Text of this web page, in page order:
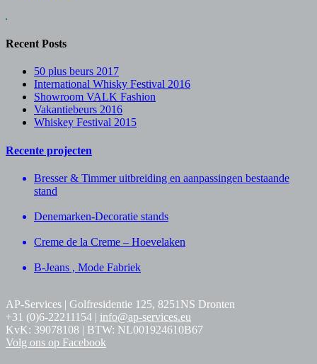
Recent Posts
50 plus beurs 2017
International Whisky Festival 2016
Showroom VALK Fashion
Vakantiebeurs 2016
Whiskey Festival 2015
Recente projecten
Bresser & Timmer uitbreiding en aanpassingen bestaande
stand
Denemarken-Decoratie stands
Creme de la Creme – Hoevelaken
B-Jeans , Mode Fabriek
AP-Services | Golfresidentie 125, 8251NS Dronten
+31 (0)6-22211154 | info@ap-services.eu
KvK: 39078108 | BTW: NL001924610B67
Volg ons op Facebook